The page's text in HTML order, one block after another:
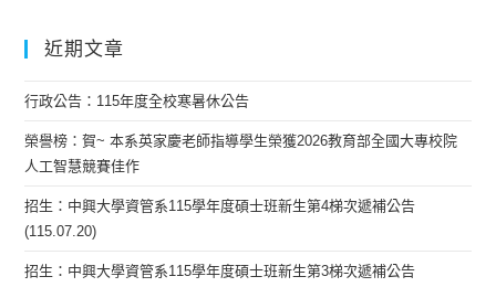
近期文章
行政公告：115年度全校寒暑休公告
榮譽榜：賀~ 本系英家慶老師指導學生榮獲2026教育部全國大專校院
人工智慧競賽佳作
招生：中興大學資管系115學年度碩士班新生第4梯次遞補公告
(115.07.20)
招生：中興大學資管系115學年度碩士班新生第3梯次遞補公告